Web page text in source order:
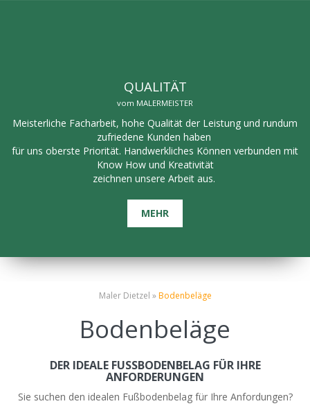
QUALITÄT
vom MALERMEISTER
Meisterliche Facharbeit, hohe Qualität der Leistung und rundum
zufriedene Kunden haben
für uns oberste Priorität. Handwerkliches Können verbunden mit
Know How und Kreativität
zeichnen unsere Arbeit aus.
​MEHR
Maler Dietzel »Bodenbeläge
Bodenbeläge
DER IDEALE FUSSBODENBELAG FÜR IHRE
ANFORDERUNGEN
Sie suchen den idealen Fußbodenbelag für Ihre Anfordungen?